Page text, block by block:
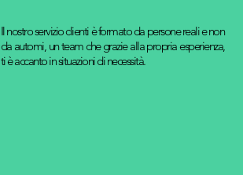
Il nostro servizio clienti è formato da persone reali e non
da automi, un team che grazie alla propria esperienza,
ti è accanto in situazioni di necessità.